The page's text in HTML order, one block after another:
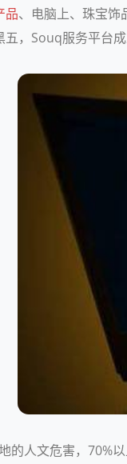
品、电脑上、珠宝饰
，Souq服务平台
的人文危害，70%